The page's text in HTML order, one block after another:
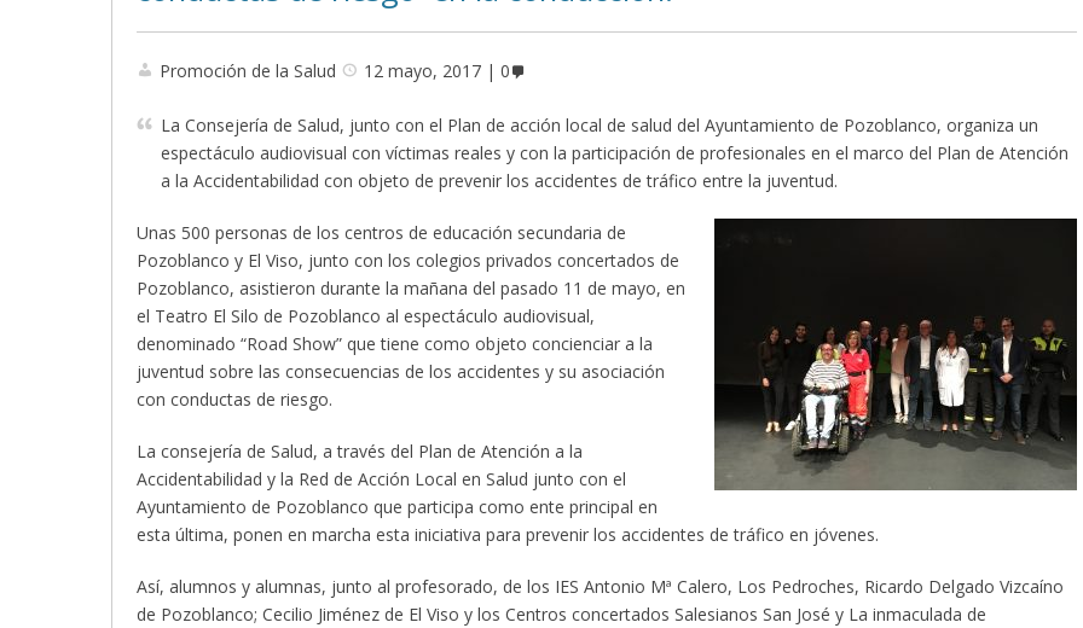
Promoción de la Salud 12 mayo, 2017 0
La Consejería de Salud, junto con el Plan de acción local de salud del Ayuntamiento de Pozoblanco, organiza un
espectáculo audiovisual con víctimas reales y con la participación de profesionales en el marco del Plan de Atención
a la Accidentabilidad con objeto de prevenir los accidentes de tráfico entre la juventud.
Unas 500 personas de los centros de educación secundaria de
Pozoblanco y El Viso, junto con los colegios privados concertados de
Pozoblanco, asistieron durante la mañana del pasado 11 de mayo, en
el Teatro El Silo de Pozoblanco al espectáculo audiovisual,
denominado “Road Show” que tiene como objeto concienciar a la
juventud sobre las consecuencias de los accidentes y su asociación
con conductas de riesgo.
La consejería de Salud, a través del Plan de Atención a la
Accidentabilidad y la Red de Acción Local en Salud junto con el
Ayuntamiento de Pozoblanco que participa como ente principal en
esta última, ponen en marcha esta iniciativa para prevenir los accidentes de tráfico en jóvenes.
Así, alumnos y alumnas, junto al profesorado, de los IES Antonio Mª Calero, Los Pedroches, Ricardo Delgado Vizcaíno
de Pozoblanco; Cecilio Jiménez de El Viso y los Centros concertados Salesianos San José y La inmaculada de